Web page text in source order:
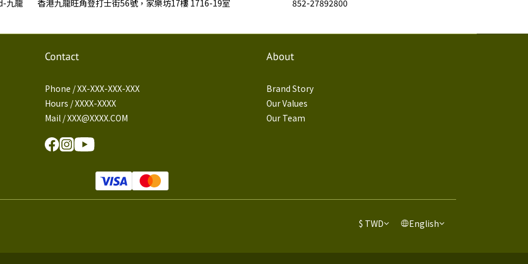
九龍
香港九龍旺角登打士街56號，家樂坊17樓 1716-19室 852-27892800
Contact
Phone / XX-XXX-XXX-XXX
Hours / XXXX-XXXX
Mail / XXX@XXXX.COM
About
Brand Story
Our Values
Our Team
$ TWD English